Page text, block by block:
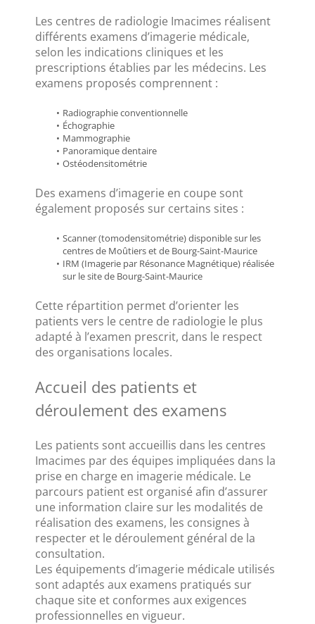
Les centres de radiologie Imacimes réalisent
différents examens d’imagerie médicale,
selon les indications cliniques et les
prescriptions établies par les médecins. Les
examens proposés comprennent :
Radiographie conventionnelle
Échographie
Mammographie
Panoramique dentaire
Ostéodensitométrie
Des examens d’imagerie en coupe sont
également proposés sur certains sites :
Scanner (tomodensitométrie) disponible sur les
centres de Moûtiers et de Bourg-Saint-Maurice
IRM (Imagerie par Résonance Magnétique) réalisée
sur le site de Bourg-Saint-Maurice
Cette répartition permet d’orienter les
patients vers le centre de radiologie le plus
adapté à l’examen prescrit, dans le respect
des organisations locales.
Accueil des patients et
déroulement des examens
Les patients sont accueillis dans les centres
Imacimes par des équipes impliquées dans la
prise en charge en imagerie médicale. Le
parcours patient est organisé afin d’assurer
une information claire sur les modalités de
réalisation des examens, les consignes à
respecter et le déroulement général de la
consultation.
Les équipements d’imagerie médicale utilisés
sont adaptés aux examens pratiqués sur
chaque site et conformes aux exigences
professionnelles en vigueur.